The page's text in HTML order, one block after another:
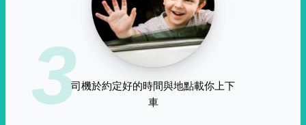
3司機於約定好的時間與地點載你上下
車